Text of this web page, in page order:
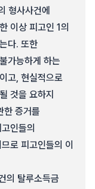
형사사건에
이상 피고인 1의
다. 또한
가능하게 하는
고, 현실적으로
것을 요하지
한 증거를
인들의
로 피고인들의 이
의 탈루소득금